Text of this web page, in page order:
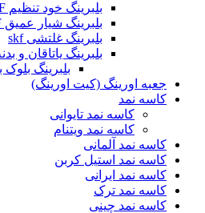
بلبرینگ خود تنظیم SKF
بلبرینگ شیار عمیق SKF
بلبرینگ غلتشی skf
بلبرینگ یاتاقان و
بلبرینگ
جعبه اورینگ (کیت اورینگ)
کاسه نمد
کاسه نمد تایوانی
کاسه نمد ویتنام
کاسه نمد آلمانی
کاسه نمد استیل کربن
کاسه نمد ایرانی
کاسه نمد ترک
کاسه نمد چینی